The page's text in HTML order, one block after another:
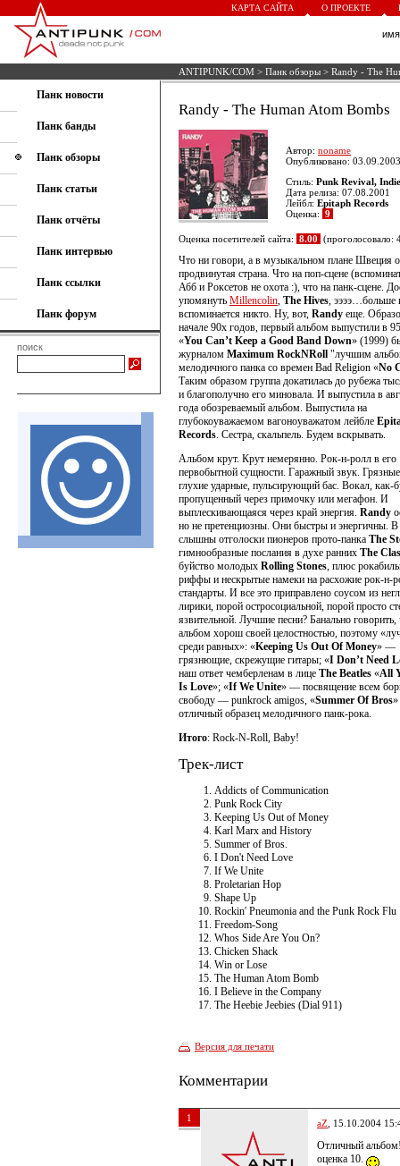
КАРТА САЙТА О ПРОЕКТЕ
ANTIPUNK/COM > Панк обзоры > Randy - The
Панк новости
Панк банды
Панк обзоры
Панк статьи
Панк отчёты
Панк интервью
Панк ссылки
Панк форум
поиск
Randy - The Human Atom Bombs
Автор: noname
Опубликовано:
Стиль: Punk Revival,
Дата релиза: 07.08.2001
Лейбл: Epitaph Records
Оценка: 9
Оценка посетителей сайта: 8.00 (проголосовало:
Что ни говори, а в музыкальном плане Швеция
продвинутая страна. Что на поп-сцене
Абб и Роксетов не охота :), что на панк-сцене.
упомянуть Millencolin, The Hives, ээээ…больше
вспоминается никто. Ну, вот, Randy еще.
начале 90х годов, первый альбом выпустили в
«You Can’t Keep a Good Band Down» (1999)
журналом Maximum RockNRoll "лучшим
мелодичного панка со времен Bad Religion «No
Таким образом группа докатилась до рубежа
и благополучно его миновала. И выпустила в
года обозреваемый альбом. Выпустила на
глубокоуважаемом вагоноуважатом лейбле
Records. Сестра, скальпель. Будем вскрывать.
Альбом крут. Крут немерянно. Рок-н-ролл в его
первобытной сущности. Гаражный звук.
глухие ударные, пульсирующий бас. Вокал, как-
пропущенный через примочку или мегафон. И
выплескивающаяся через край энергия. Randy
но не претенциозны. Они быстры и энергичны. В
слышны отголоски пионеров прото-панка The
гимнообразные послания в духе ранних The
буйство молодых Rolling Stones, плюс
риффы и нескрытые намеки на расхожие рок-н-
стандарты. И все это приправлено соусом из
лирики, порой остросоциальной, порой просто
язвительной. Лучшие песни? Банально говорить,
альбом хорош своей целостностью, поэтому
среди равных»: «Keeping Us Out Of Money» —
грязнющие, скрежущие гитары; «I Don’t Need
наш ответ чемберленам в лице The Beatles «All
Is Love»; «If We Unite» — посвящение всем
свободу — punkrock amigos, «Summer Of Bros
отличный образец мелодичного панк-рока.
Итого: Rock-N-Roll, Baby!
Трек-лист
Addicts of Communication
Punk Rock City
Keeping Us Out of Money
Karl Marx and History
Summer of Bros.
I Don't Need Love
If We Unite
Proletarian Hop
Shape Up
Rockin' Pneumonia and the Punk Rock Flu
Freedom-Song
Whos Side Are You On?
Chicken Shack
Win or Lose
The Human Atom Bomb
I Believe in the Company
The Heebie Jeebies (Dial 911)
Версия для печати
Комментарии
1 aZ , 15.10.2004
Отличный
оценка 10.